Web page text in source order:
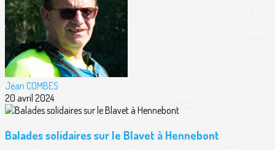
Jean COMBES
20 avril 2024
Balades solidaires sur le Blavet à Hennebont